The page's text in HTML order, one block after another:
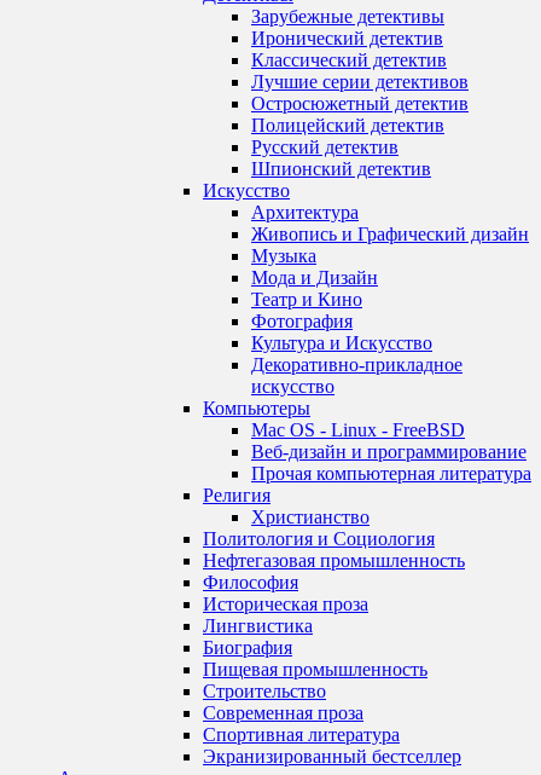
Зарубежные детективы
Иронический детектив
Классический детектив
Лучшие серии детективов
Остросюжетный детектив
Полицейский детектив
Русский детектив
Шпионский детектив
Искусство
Архитектура
Живопись и Графический дизайн
Музыка
Мода и Дизайн
Театр и Кино
Фотография
Культура и Искусство
Декоративно-прикладное
искусство
Компьютеры
Mac OS - Linux - FreeBSD
Веб-дизайн и программирование
Прочая компьютерная литература
Религия
Христианство
Политология и Социология
Нефтегазовая промышленность
Философия
Историческая проза
Лингвистика
Биография
Пищевая промышленность
Строительство
Современная проза
Спортивная литература
Экранизированный бестселлер